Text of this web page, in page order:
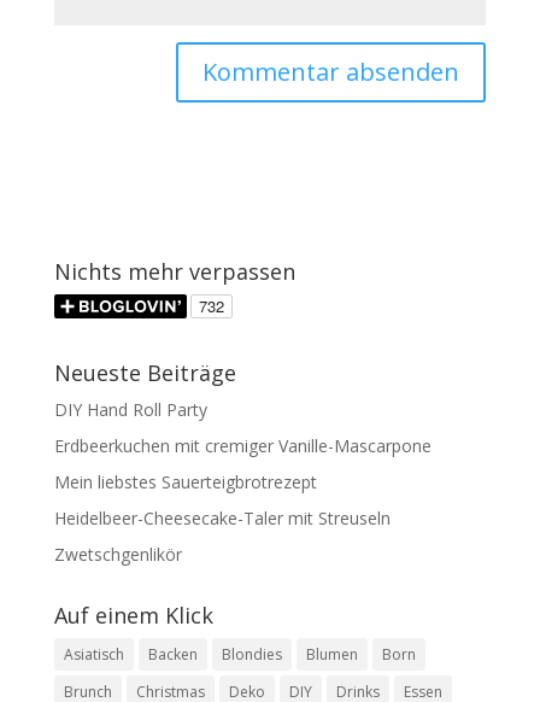
Nichts mehr verpassen
Neueste Beiträge
DIY Hand Roll Party
Erdbeerkuchen mit cremiger Vanille-Mascarpone
Mein liebstes Sauerteigbrotrezept
Heidelbeer-Cheesecake-Taler mit Streuseln
Zwetschgenlikör
Auf einem Klick
Asiatisch Backen Blondies Blumen
Born
Brunch
Christmas Deko DIY Drinks Essen